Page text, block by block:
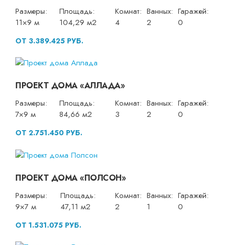
Размеры:
11×9 м
Площадь:
104,29 м2
Комнат:
4
Ванных:
2
Гаражей:
0
ОТ 3.389.425 РУБ.
ПРОЕКТ ДОМА «АЛЛАДА»
Размеры:
7×9 м
Площадь:
84,66 м2
Комнат:
3
Ванных:
2
Гаражей:
0
ОТ 2.751.450 РУБ.
ПРОЕКТ ДОМА «ПОЛСОН»
Размеры:
9×7 м
Площадь:
47,11 м2
Комнат:
2
Ванных:
1
Гаражей:
0
ОТ 1.531.075 РУБ.